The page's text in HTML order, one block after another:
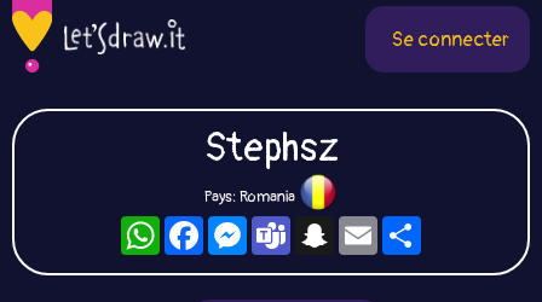
Se connecter
Stephsz
Pays: Romania
WhatsAppFacebookMessengerTeamsSnapchat
Email